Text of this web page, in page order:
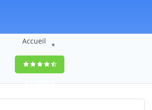
Accueil
9,5(100%)0
votes